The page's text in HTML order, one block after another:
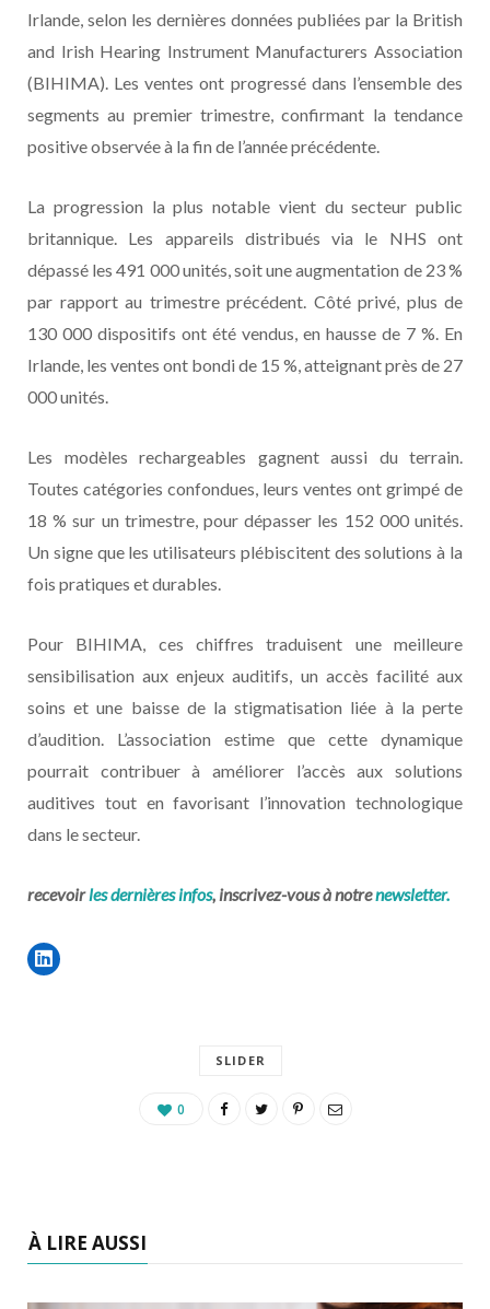
Irlande, selon les dernières données publiées par la British
and Irish Hearing Instrument Manufacturers Association
(BIHIMA). Les ventes ont progressé dans l’ensemble des
segments au premier trimestre, confirmant la tendance
positive observée à la fin de l’année précédente.
La progression la plus notable vient du secteur public
britannique. Les appareils distribués via le NHS ont
dépassé les 491 000 unités, soit une augmentation de 23 %
par rapport au trimestre précédent. Côté privé, plus de
130 000 dispositifs ont été vendus, en hausse de 7 %. En
Irlande, les ventes ont bondi de 15 %, atteignant près de 27
000 unités.
Les modèles rechargeables gagnent aussi du terrain.
Toutes catégories confondues, leurs ventes ont grimpé de
18 % sur un trimestre, pour dépasser les 152 000 unités.
Un signe que les utilisateurs plébiscitent des solutions à la
fois pratiques et durables.
Pour BIHIMA, ces chiffres traduisent une meilleure
sensibilisation aux enjeux auditifs, un accès facilité aux
soins et une baisse de la stigmatisation liée à la perte
d’audition. L’association estime que cette dynamique
pourrait contribuer à améliorer l’accès aux solutions
auditives tout en favorisant l’innovation technologique
dans le secteur.
recevoirles dernières infos, inscrivez-vous à notrenewsletter.
SLIDER
0
À LIRE AUSSI